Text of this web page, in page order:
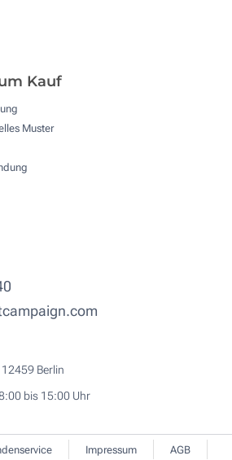
Kauf
Muster
Berlin
bis 15:00 Uhr
Impressum AGB